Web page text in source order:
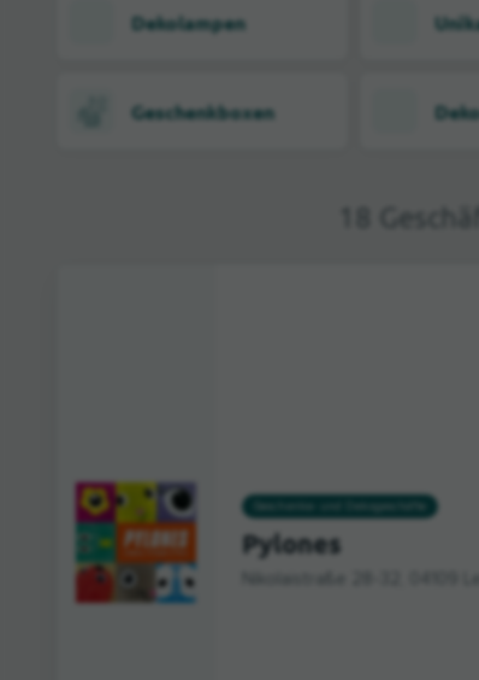
Dekolampen
Geschenkboxen
18
Pylones